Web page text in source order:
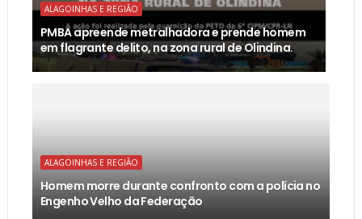
ALAGOINHAS E REGIÃO
PMBA apreende metralhadora e prende homem
em flagrante delito, na zona rural de Olindina.
ALAGOINHAS E REGIÃO
Homem morre durante confronto com a polícia no
Engenho Velho da Federação